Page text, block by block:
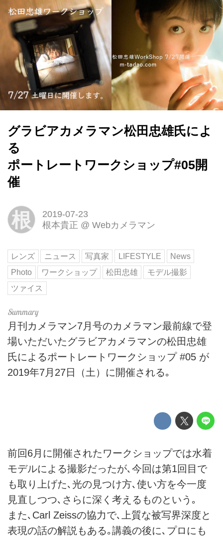
グラビアカメラマン松田忠雄氏によ
る
ポートレートワークショップ#05開
催
根
2019-07-23
根本貴正 @ Webカメラマン
レンズ ニュース 写真家 LIFESTYLE
News
Photo
ワークショップ 松田忠雄
モデル撮影
ツァイス
月刊カメラマン7月号のカメラマン最前線で登
場いただいたグラビアカメラマンの松田忠雄
氏によるポートレートワークショップ #05 が
2019年7月27日（土）に開催される｡
前回6月に開催されたワークショップでは水着
モデルによる撮影だったが､今回は第1回目で
も取り上げた､光の見つけ方､使い方を今一度
見直しつつ､さらに深く考えるものという｡
また､Carl Zeissの協力で､上質な被写界深度と
表現の話の解説もある｡講義の後に､プロにも